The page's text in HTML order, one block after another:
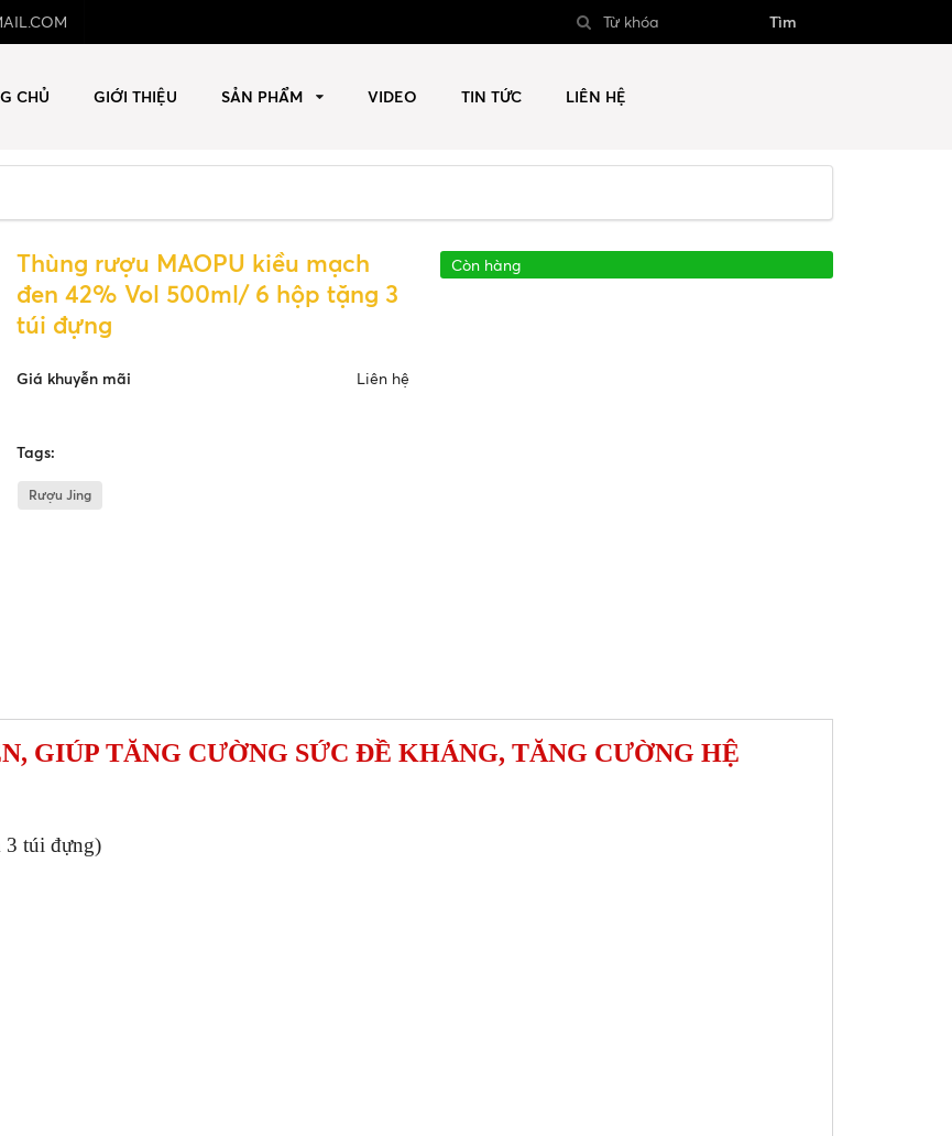
Tìm
CHỦ GIỚI THIỆU SẢN PHẨM VIDEO TIN TỨC LIÊN HỆ
Thùng rượu MAOPU kiều mạch
đen 42% Vol 500ml/ 6 hộp tặng 3
túi đựng
Giá khuyễn mãi Liên hệ
Tags:
Rượu Jing
Còn hàng
GIÚP TĂNG CƯỜNG SỨC ĐỀ KHÁNG, TĂNG CƯỜNG HỆ
3 túi đựng)